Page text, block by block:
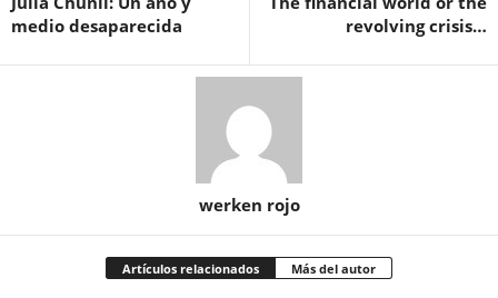
medio desaparecida
revolving crisis…
werken rojo
Artículos relacionados Más del autor